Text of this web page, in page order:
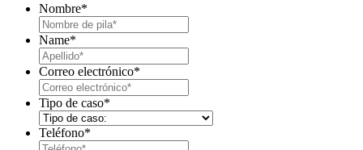
Nombre*
Name*
Correo electrónico*
Tipo de caso*
Teléfono*